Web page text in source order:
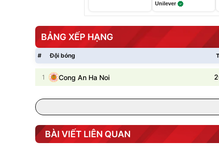
Unilever
BẢNG XẾP HẠNG
# Đội bóng
1 Cong An Ha Noi
BÀI VIẾT LIÊN QUAN